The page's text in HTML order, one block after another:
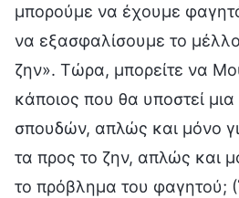
μπορούμε να έχουμε
να εξασφαλίσουμε το
ζην». Τώρα, μπορείτε να
κάποιος που θα υποστεί
σπουδών, απλώς και μόνο
τα προς το ζην, απλώς και
το πρόβλημα του φαγητού;